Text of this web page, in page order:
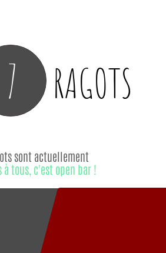
7 RAGOTS
sont actuellement
à tous, c'est open bar !